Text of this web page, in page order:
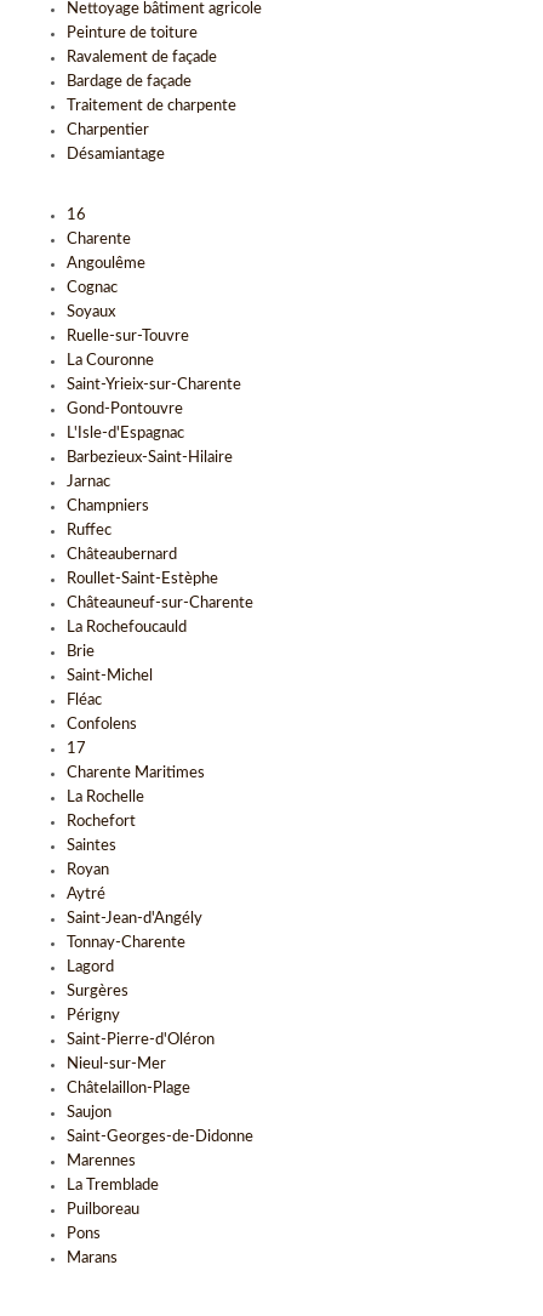
Nettoyage bâtiment agricole
Peinture de toiture
Ravalement de façade
Bardage de façade
Traitement de charpente
Charpentier
Désamiantage
16
Charente
Angoulême
Cognac
Soyaux
Ruelle-sur-Touvre
La Couronne
Saint-Yrieix-sur-Charente
Gond-Pontouvre
L'Isle-d'Espagnac
Barbezieux-Saint-Hilaire
Jarnac
Champniers
Ruffec
Châteaubernard
Roullet-Saint-Estèphe
Châteauneuf-sur-Charente
La Rochefoucauld
Brie
Saint-Michel
Fléac
Confolens
17
Charente Maritimes
La Rochelle
Rochefort
Saintes
Royan
Aytré
Saint-Jean-d'Angély
Tonnay-Charente
Lagord
Surgères
Périgny
Saint-Pierre-d'Oléron
Nieul-sur-Mer
Châtelaillon-Plage
Saujon
Saint-Georges-de-Didonne
Marennes
La Tremblade
Puilboreau
Pons
Marans